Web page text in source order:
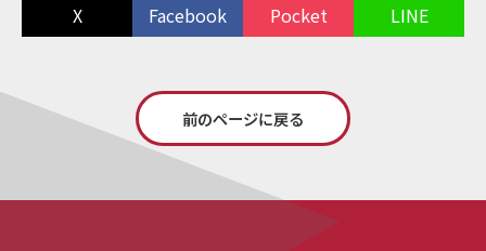
X Facebook Pocket LINE
前のページに戻る